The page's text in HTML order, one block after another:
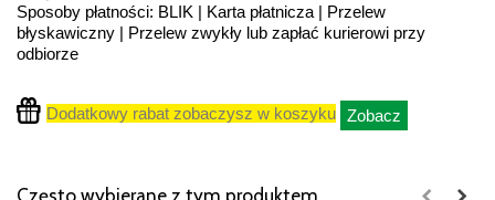
Sposoby płatności: BLIK | Karta płatnicza | Przelew
błyskawiczny | Przelew zwykły lub zapłać kurierowi przy
odbiorze
Dodatkowy rabat zobaczysz w koszyku Zobacz
Często wybierane z tym produktem